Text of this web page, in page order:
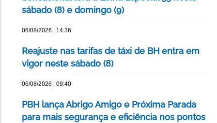
sábado (8) e domingo (9)
06/08/2026 | 14:36
Reajuste nas tarifas de táxi de BH entra em
vigor neste sábado (8)
06/08/2026 | 09:40
PBH lança Abrigo Amigo e Próxima Parada
para mais segurança e eficiência nos pontos